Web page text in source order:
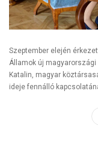
Szeptember elején
Államok új
Katalin, magyar
ideje fennálló